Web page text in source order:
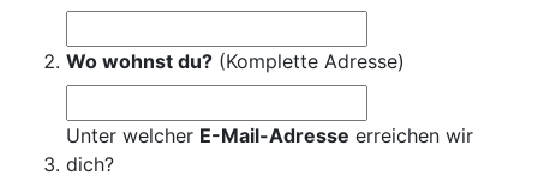
Wo wohnst du? (Komplette Adresse)
Unter welcher E-Mail-Adresse erreichen wir
dich?